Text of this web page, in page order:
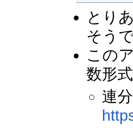
とり
そう
この
数形
連